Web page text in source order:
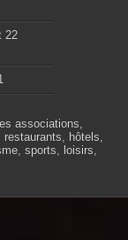
22
associations,
hôtels,
sports, loisirs,